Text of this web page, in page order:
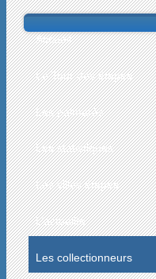
Accueil
Le Tour des étapes
Les palmarès
Les statistiques
Les villes étapes
L’actualité
Les collectionneurs